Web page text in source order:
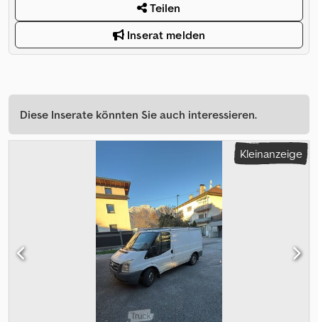
Teilen
Inserat melden
Diese Inserate könnten Sie auch interessieren.
Kleinanzeige